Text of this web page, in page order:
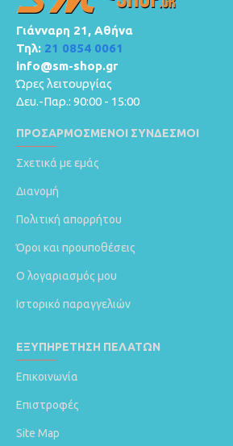
Γιάνναρη 21, Αθήνα
Τηλ: 21 0854 0061
info@sm-shop.gr
Ώρες λειτουργίας
Δευ.-Παρ.: 90:00 - 15:00
ΠΡΟΣΑΡΜΟΣΜΈΝΟΙ ΣΎΝΔΕΣΜΟΙ
Σχετικά με εμάς
Διανομή
Πολιτική απορρήτου
Όροι και προυποθέσεις
Ο λογαριασμός μου
Ιστορικό παραγγελιών
ΕΞΥΠΗΡΈΤΗΣΗ ΠΕΛΑΤΏΝ
Επικοινωνία
Επιστροφές
Site Map